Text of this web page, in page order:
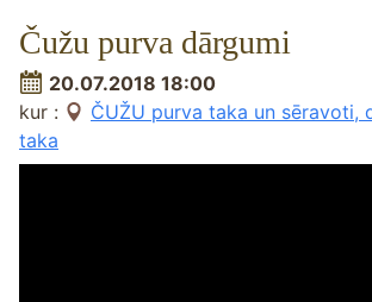
Čužu purva dārgumi
20.07.2018 18:00
kur :
ČUŽU purva taka un sēravoti,
taka